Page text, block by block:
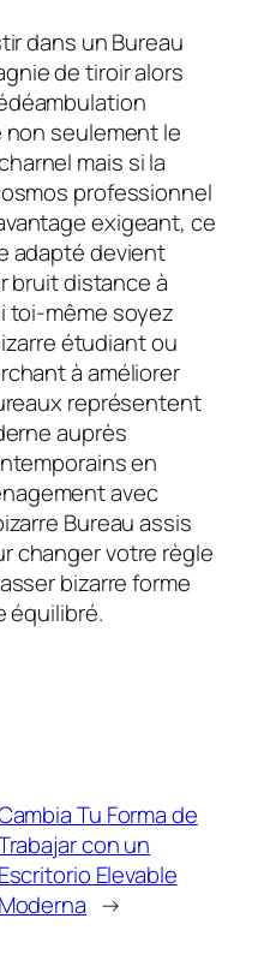
dans un Bureau
de tiroir alors
seulement le
mais si la
professionnel
exigeant, ce
adapté devient
bruit distance à
toi-même soyez
étudiant ou
à améliorer
représentent
auprès
en
avec
Bureau assis
changer votre règle
bizarre forme
équilibré.
Tu Forma de
con un
Escritorio Elevable
Moderna →